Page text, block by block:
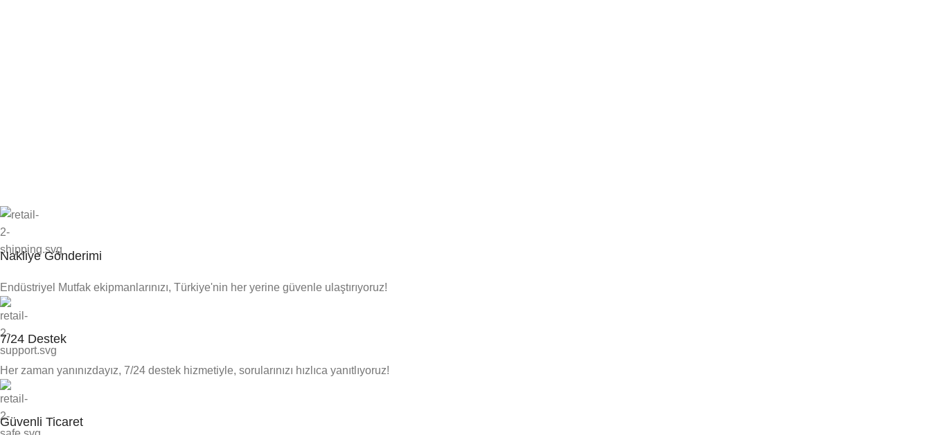
Nakliye Gönderimi
Endüstriyel Mutfak ekipmanlarınızı, Türkiye'nin her yerine güvenle ulaştırıyoruz!
7/24 Destek
Her zaman yanınızdayız, 7/24 destek hizmetiyle, sorularınızı hızlıca yanıtlıyoruz!
Güvenli Ticaret